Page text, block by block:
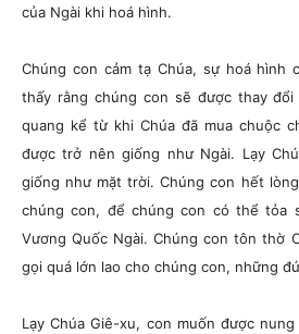
của Ngài khi hoá hình.
Chúng con cảm tạ Chúa, sự hoá hình
thấy rằng chúng con sẽ được thay
quang kể từ khi Chúa đã mua chuộc
được trở nên giống như Ngài. Lạy
giống như mặt trời. Chúng con hết
chúng con, để chúng con có thể tỏa
Vương Quốc Ngài. Chúng con tôn thờ
gọi quá lớn lao cho chúng con, những
Lạy Chúa Giê-xu, con muốn được